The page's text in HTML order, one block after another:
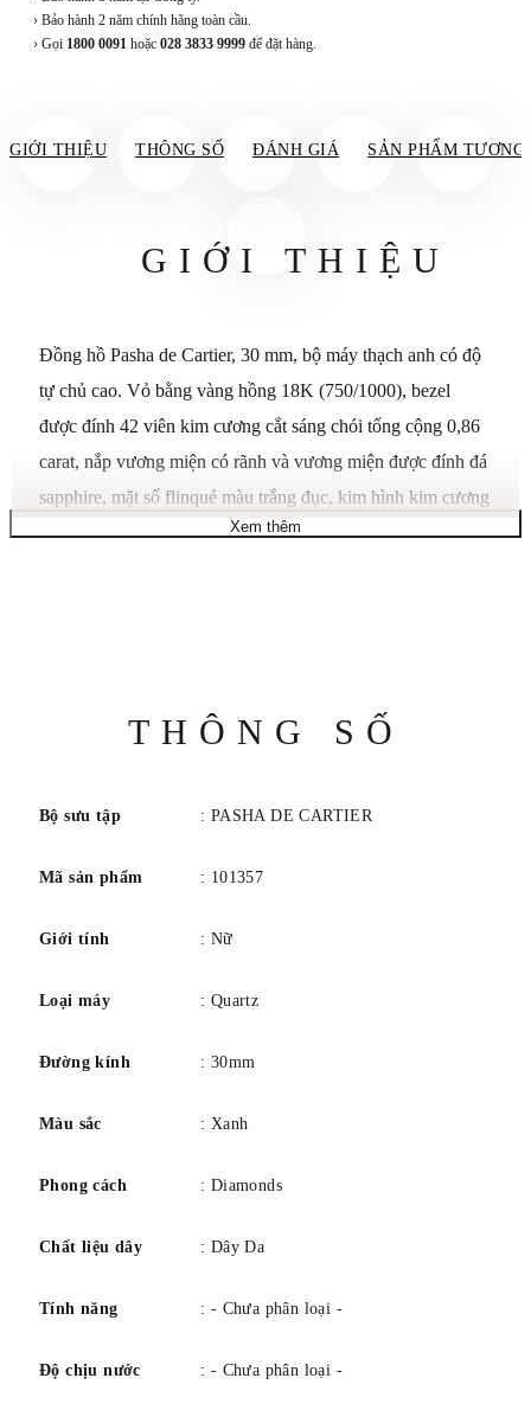
› Bảo hành 2 năm chính hãng toàn cầu.
› Gọi 1800 0091 hoặc 028 3833 9999 để đặt hàng.
GIỚI THIỆU THÔNG SỐ ĐÁNH GIÁ SẢN PHẨM TƯƠNG
GIỚI THIỆU
Đồng hồ Pasha de Cartier, 30 mm, bộ máy thạch anh có độ
tự chủ cao. Vỏ bằng vàng hồng 18K (750/1000), bezel
được đính 42 viên kim cương cắt sáng chói tổng cộng 0,86
carat, nắp vương miện có rãnh và vương miện được đính đá
sapphire, mặt số flinqué màu trắng đục, kim hình kim cương
bằng thép xanh, dây đeo bằng da cá sấu màu đỏ, dây đeo
Xem thêm
THÔNG SỐ
Bộ sưu tập : PASHA DE CARTIER
Mã sản phẩm : 101357
Giới tính : Nữ
Loại máy : Quartz
Đường kính : 30mm
Màu sắc : Xanh
Phong cách : Diamonds
Chất liệu dây : Dây Da
Tính năng : - Chưa phân loại -
Độ chịu nước : - Chưa phân loại -